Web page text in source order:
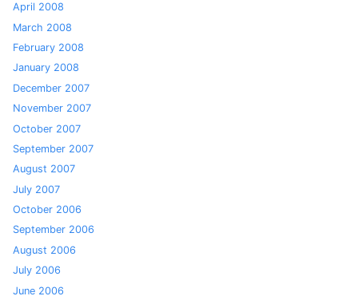
April 2008
March 2008
February 2008
January 2008
December 2007
November 2007
October 2007
September 2007
August 2007
July 2007
October 2006
September 2006
August 2006
July 2006
June 2006